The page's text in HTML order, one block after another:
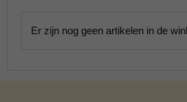
Er zijn nog geen artikelen in de